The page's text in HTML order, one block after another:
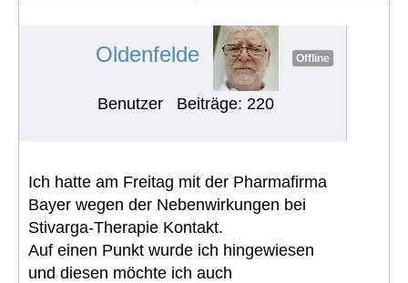
Oldenfelde Offline
Benutzer Beiträge: 220
Ich hatte am Freitag mit der Pharmafirma
Bayer wegen der Nebenwirkungen bei
Stivarga-Therapie Kontakt.
Auf einen Punkt wurde ich hingewiesen
und diesen möchte ich auch